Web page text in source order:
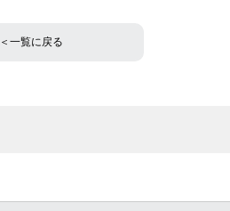
＜一覧に戻る